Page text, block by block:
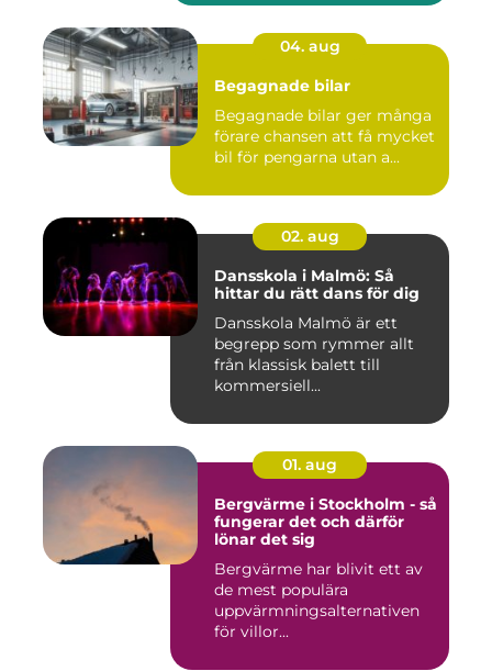
04. aug
Begagnade bilar
Begagnade bilar ger många
förare chansen att få mycket
bil för pengarna utan a...
02. aug
Dansskola i Malmö: Så
hittar du rätt dans för dig
Dansskola Malmö är ett
begrepp som rymmer allt
från klassisk balett till
kommersiell...
01. aug
Bergvärme i Stockholm - så
fungerar det och därför
lönar det sig
Bergvärme har blivit ett av
de mest populära
uppvärmningsalternativen
för villor...